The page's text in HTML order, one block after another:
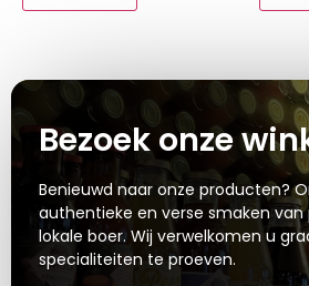
Bezoek onze
Benieuwd naar onze producten?
authentieke en verse smaken
lokale boer. Wij verwelkomen u
specialiteiten te proeven.